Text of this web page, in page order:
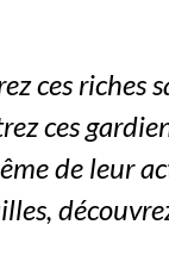
ces riches
ces
de leur